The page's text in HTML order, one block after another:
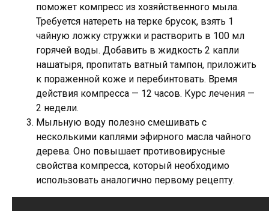
поможет компресс из хозяйственного мыла.
Требуется натереть на терке брусок, взять 1
чайную ложку стружки и растворить в 100 мл
горячей воды. Добавить в жидкость 2 капли
нашатыря, пропитать ватный тампон, приложить
к пораженной коже и перебинтовать. Время
действия компресса — 12 часов. Курс лечения —
2 недели.
Мыльную воду полезно смешивать с
несколькими каплями эфирного масла чайного
дерева. Оно повышает противовирусные
свойства компресса, который необходимо
использовать аналогично первому рецепту.